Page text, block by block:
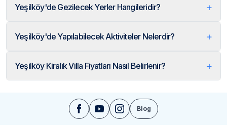
Yeşilköy'de Gezilecek Yerler Hangileridir? +
Yeşilköy'de Yapılabilecek Aktiviteler Nelerdir? +
Yeşilköy Kiralık Villa Fiyatları Nasıl Belirlenir? +
Blog